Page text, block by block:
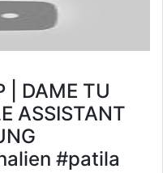
| DAME TU
ASSISTANT
#patila